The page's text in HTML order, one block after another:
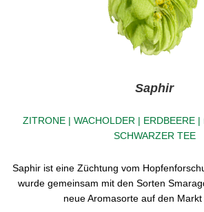
Saphir
ZITRONE | WACHOLDER | ERDBEERE
SCHWARZER TEE
Saphir ist eine Züchtung vom
wurde gemeinsam mit den Sorten
neue Aromasorte auf den Markt